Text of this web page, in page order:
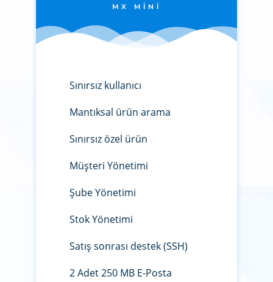
MX MINI
Sınırsız kullanıcı
Mantıksal ürün arama
Sınırsız özel ürün
Müşteri Yönetimi
Şube Yönetimi
Stok Yönetimi
Satış sonrası destek (SSH)
2 Adet 250 MB E-Posta